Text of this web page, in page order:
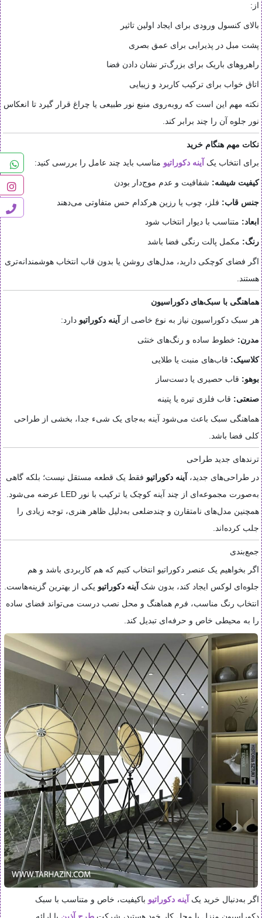
از:
بالای کنسول ورودی برای ایجاد اولین تاثیر
پشت مبل در پذیرایی برای عمق بصری
راهروهای باریک برای بزرگ‌تر نشان دادن فضا
اتاق خواب برای ترکیب کاربرد و زیبایی
نکته مهم این است که روبه‌روی منبع نور طبیعی یا چراغ قرار گیرد تا انعکاس
نور جلوه آن را چند برابر کند.
نکات مهم هنگام خرید
برای انتخاب یک آینه دکوراتیو مناسب باید چند عامل را بررسی کنید:
کیفیت شیشه: شفافیت و عدم موج‌دار بودن
جنس قاب: فلز، چوب یا رزین هرکدام حس متفاوتی می‌دهند
ابعاد: متناسب با دیوار انتخاب شود
رنگ: مکمل پالت رنگی فضا باشد
اگر فضای کوچکی دارید، مدل‌های روشن یا بدون قاب انتخاب هوشمندانه‌تری
هستند.
هماهنگی با سبک‌های دکوراسیون
هر سبک دکوراسیون نیاز به نوع خاصی از
آینه دکوراتیو دارد:
مدرن: خطوط ساده و رنگ‌های خنثی
کلاسیک: قاب‌های منبت یا طلایی
بوهو: قاب حصیری یا دست‌ساز
صنعتی: قاب فلزی تیره یا پتینه
هماهنگی سبک باعث می‌شود آینه به‌جای یک شیء جدا، بخشی از طراحی
کلی فضا باشد.
ترندهای جدید طراحی
در طراحی‌های جدید، آینه دکوراتیو فقط یک قطعه مستقل نیست؛ بلکه گاهی
به‌صورت مجموعه‌ای از چند آینه کوچک یا ترکیب با نور LED عرضه می‌شود.
همچنین مدل‌های نامتقارن و چندضلعی به‌دلیل ظاهر هنری، توجه زیادی را
جلب کرده‌اند.
جمع‌بندی
اگر بخواهیم یک عنصر دکوراتیو انتخاب کنیم که هم کاربردی باشد و هم
جلوه‌ای لوکس ایجاد کند، بدون شک آینه دکوراتیو یکی از بهترین گزینه‌هاست.
انتخاب رنگ مناسب، فرم هماهنگ و محل نصب درست می‌تواند فضای ساده
را به محیطی خاص و حرفه‌ای تبدیل کند.
اگر به‌دنبال خرید یک آینه دکوراتیو باکیفیت، خاص و متناسب با سبک